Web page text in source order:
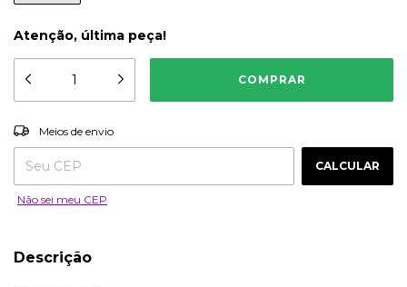
Atenção, última peça!
Entregas para o CEP:
Meios de envio
CALCULAR
Não sei meu CEP
Descrição